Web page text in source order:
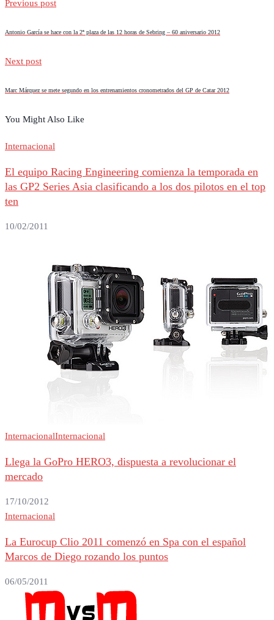
Previous post
Antonio García se hace con la 2ª plaza de las 12 horas de Sebring – 60 aniversario 2012
Next post
Marc Márquez se mete segundo en los entrenamientos cronometrados del GP de Catar 2012
You Might Also Like
Internacional
El equipo Racing Engineering comienza la temporada en
las GP2 Series Asia clasificando a los dos pilotos en el top
ten
10/02/2011
InternacionalInternacional
Llega la GoPro HERO3, dispuesta a revolucionar el
mercado
17/10/2012
Internacional
La Eurocup Clio 2011 comenzó en Spa con el español
Marcos de Diego rozando los puntos
06/05/2011